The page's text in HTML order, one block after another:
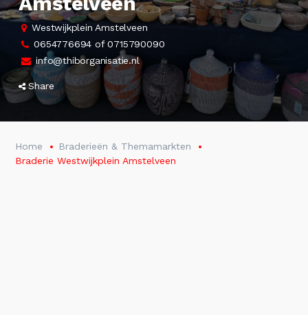
Westwijkplein Amstelveen
0654776694 of 0715790090
info@thiborganisatie.nl
Share
Home
Braderieën & Themamarkten
Braderie Westwijkplein Amstelveen